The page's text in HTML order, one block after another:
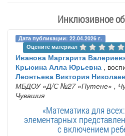
Инклюзивное
Дата публикации: 22.04.2026 г.
Оцените материал
Иванова Маргарита
Крысина Алла Юрьевна ,
Леонтьева Виктория
МБДОУ «Д/С №27 «Путене» ,
Чувашия
«Математика для
элементарных
с включением